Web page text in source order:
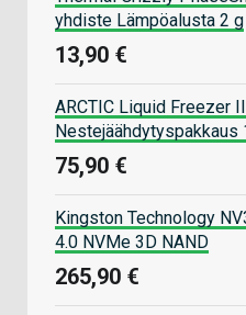
yhdiste Lämpöalusta 2 g
13,90 €
ARCTIC Liquid Freezer
Nestejäähdytyspakkaus
75,90 €
Kingston Technology
4.0 NVMe 3D NAND
265,90 €